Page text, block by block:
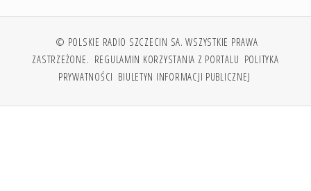
© POLSKIE RADIO SZCZECIN SA. WSZYSTKIE PRAWA
ZASTRZEŻONE. REGULAMIN KORZYSTANIA Z PORTALU POLITYKA
PRYWATNOŚCI BIULETYN INFORMACJI PUBLICZNEJ